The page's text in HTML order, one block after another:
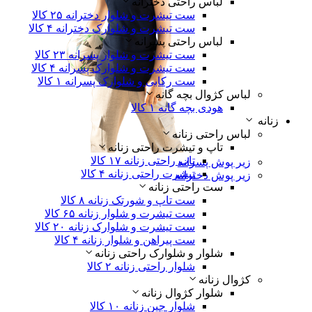
زیر پوش پسرانه
زیر پوش دخترانه
ست تیشرت و شلوار دخترانه
ست تیشرت و شلوارک دخترانه
لباس راحتی پسرانه
ست تیشرت و شلوار پسرانه۲۳ کالا
ست تیشرت و شلوارک پسرانه
ست رکابی و شلوارک پسرانه
لباس کژوال بچه گانه
هودی بچه گانه۱ کالا
زنانه
لباس راحتی زنانه
تاپ و تیشرت راحتی زنانه
تاپ راحتی زنانه
تیشرت راحتی زنانه
ست راحتی زنانه
ست تاپ و شورتک زنانه
ست تیشرت و شلوار زنانه
ست تیشرت و شلوارک زنانه
ست پیراهن و شلوار زنانه
شلوار و شلوارک راحتی زنانه
شلوار راحتی زنانه
کژوال زنانه
شلوار کژوال زنانه
شلوار جین زنانه